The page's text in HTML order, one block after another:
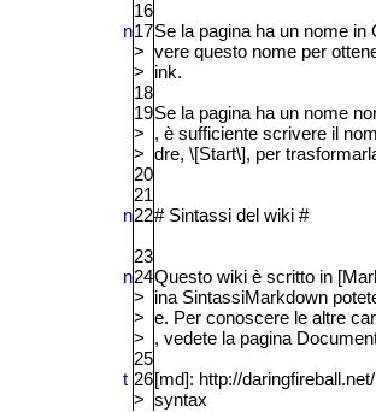
16
n17Se la pagina ha un nome
> vere questo nome per
>
ink.
18
19Se la pagina ha un nome
>
, è sufficiente scrivere il
> dre, \[Start\], per
20
21
n22# Sintassi del wiki#
23
n24Questo wiki è scritto in [Mar
>
ina SintassiMarkdown
> e. Per conoscere le altre
>
, vedete la pagina
25
t 26[md]: http://
> syntax